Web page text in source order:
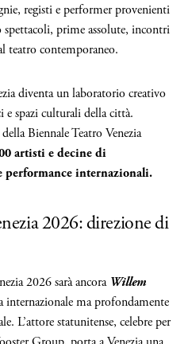
registi e performer provenienti
prime assolute, incontri
teatro contemporaneo.
diventa un laboratorio creativo
e spazi culturali della città.
Biennale Teatro Venezia
artisti e decine di
performance internazionali.
2026: direzione di
2026 sarà ancora Willem
internazionale ma profondamente
L’attore statunitense, celebre per